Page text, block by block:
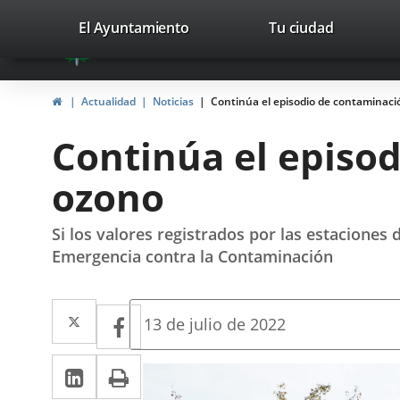
Portal
Web
del
Valladolid
avaTop
valladolid.es
El Ayuntamiento Tu ciudad
InicioActualidad Noticias Continúa el episodio de
Continúa el
ozono
Si los valores registrados por las estaciones
Emergencia contra la Contaminación
Twitter
Enlace
a
una
Facebook
Enlace
a
una
LinkedIn
EnlaceImprimir
Fecha
la
13 de julio de 2022